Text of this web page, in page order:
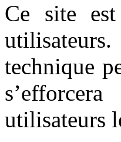
Ce site
technique
utilisateurs